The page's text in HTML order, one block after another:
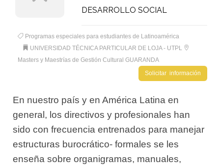
DESARROLLO SOCIAL
Programas especiales para estudiantes de Latinoamérica
UNIVERSIDAD TÉCNICA PARTICULAR DE LOJA - UTPL
Masters y Maestrías de Gestión Cultural GUARANDA
Solicitar información
En nuestro país y en América Latina en
general, los directivos y profesionales han
sido con frecuencia entrenados para manejar
estructuras burocrático- formales se les
enseña sobre organigramas, manuales,